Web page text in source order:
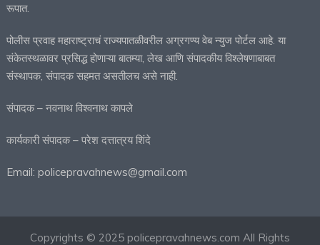
रूपात.
पोलीस प्रवाह महाराष्ट्राचं राज्यपातळीवरील अग्रगण्य वेब न्युज पोर्टल आहे. या
संकेतस्थळावर प्रसिद्ध होणाऱ्या बातम्या, लेख आणि संपादकीय विश्लेषणाबाबत
संस्थापक, संपादक सहमत असतीलच असे नाही.
संपादक – नवनाथ विश्वनाथ कापले
कार्यकारी संपादक – परेश दत्तात्रय शिंदे
Email: policepravahnews@gmail.com
Copyrights © 2025 policepravahnews.com All Rights